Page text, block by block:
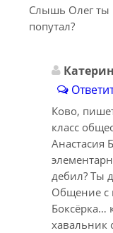
Слышь Олег ты
попутал?
Ково,
класс
Анастасия
дебил? Ты
Общение с
Боксёрка…
хавальник